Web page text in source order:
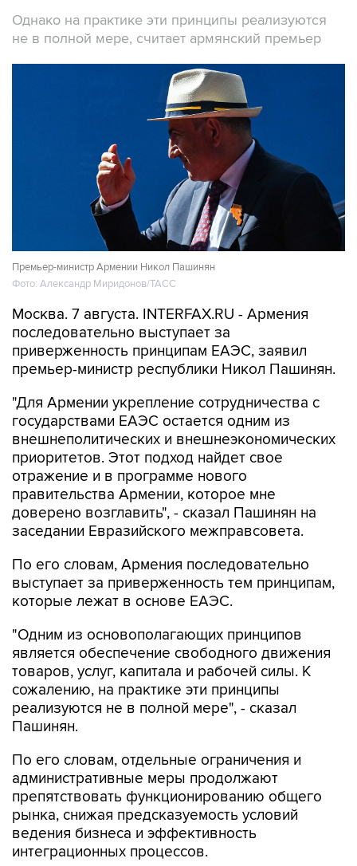
Однако на практике эти принципы реализуются
не в полной мере, считает армянский премьер
Премьер-министр Армении Никол Пашинян
Фото: Александр Миридонов/ТАСС
Москва. 7 августа. INTERFAX.RU - Армения
последовательно выступает за
приверженность принципам ЕАЭС, заявил
премьер-министр республики Никол Пашинян.
"Для Армении укрепление сотрудничества с
государствами ЕАЭС остается одним из
внешнеполитических и внешнеэкономических
приоритетов. Этот подход найдет свое
отражение и в программе нового
правительства Армении, которое мне
доверено возглавить", - сказал Пашинян на
заседании Евразийского межправсовета.
По его словам, Армения последовательно
выступает за приверженность тем принципам,
которые лежат в основе ЕАЭС.
"Одним из основополагающих принципов
является обеспечение свободного движения
товаров, услуг, капитала и рабочей силы. К
сожалению, на практике эти принципы
реализуются не в полной мере", - сказал
Пашинян.
По его словам, отдельные ограничения и
административные меры продолжают
препятствовать функционированию общего
рынка, снижая предсказуемость условий
ведения бизнеса и эффективность
интеграционных процессов.